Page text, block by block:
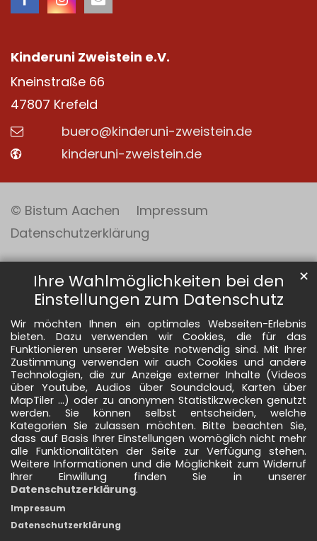
Ihre Wahlmöglichkeiten bei den
Einstellungen zum Datenschutz
Wir möchten Ihnen ein optimales Webseiten-Erlebnis
bieten. Dazu verwenden wir Cookies, die für das
Funktionieren unserer Website notwendig sind. Mit Ihrer
Zustimmung verwenden wir auch Cookies und andere
Technologien, die zur Anzeige externer Inhalte (Videos
über Youtube, Audios über Soundcloud, Karten über
MapTiler ...) oder zu anonymen Statistikzwecken genutzt
werden. Sie können selbst entscheiden, welche
Kategorien Sie zulassen möchten. Bitte beachten Sie,
dass auf Basis Ihrer Einstellungen womöglich nicht mehr
alle Funktionalitäten der Seite zur Verfügung stehen.
Weitere Informationen und die Möglichkeit zum Widerruf
Ihrer Einwillung finden Sie in unserer
Datenschutzerklärung.
✕
Impressum
Datenschutzerklärung
Kinderuni Zweistein e.V.
Kneinstraße 66
47807 Krefeld
buero@kinderuni-zweistein.de
kinderuni-zweistein.de
© Bistum Aachen
Impressum
Datenschutzerklärung